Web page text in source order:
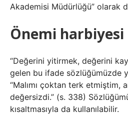
Akademisi Müdürlüğü” olarak
Önemi harbiyesi
“Değerini yitirmek, değerini
gelen bu ifade sözlüğümüzde
“Malımı çoktan terk etmiştim,
değersizdi.” (s. 338)
kısaltmasıyla da kullanılabilir.